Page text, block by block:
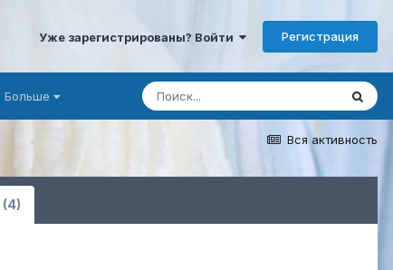
Уже зарегистрированы? Войти Регистрация
Больше
Вся активность
(4)